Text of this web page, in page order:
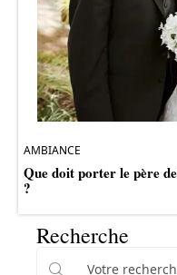
AMBIANCE
Que doit porter le père
?
Recherche